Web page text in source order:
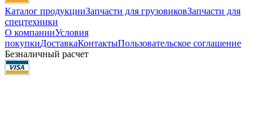
Каталог продукцииЗапчасти для грузовиковЗапчасти для
спецтехники
О компанииУсловия
покупкиДоставкаКонтактыПользовательское соглашение
Безналичный расчет